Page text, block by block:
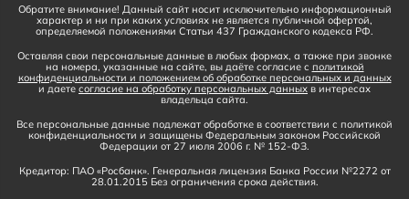
Обратите внимание! Данный сайт носит исключительно информационный
характер и ни при каких условиях не является публичной офертой,
определяемой положениями Статьи 437 Гражданского кодекса РФ.
Оставляя свои персональные данные в любых формах, а также при звонке
на номера, указанные на сайте, вы даёте согласие с политикой
конфиденциальности и положением об обработке персональных и данных
и даете согласие на обработку персональных данных в интересах
владельца сайта.
Все персональные данные подлежат обработке в соответствии с политикой
конфиденциальности и защищены Федеральным законом Российской
Федерации от 27 июля 2006 г. № 152-ФЗ.
Кредитор: ПАО «Росбанк». Генеральная лицензия Банка России №2272 от
28.01.2015 Без ограничения срока действия.